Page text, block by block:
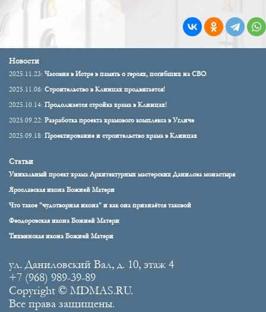
Новости
2025.11.23: Часовня в Истре в память о героях, погибших на СВО
2025.11.06: Строительство в Клинцах продвигается!
2025.10.14: Продолжается стройка храма в Клинцах!
2025.09.22: Разработка проекта храмового комплекса в Угличе
2025.09.18: Проектирование и строительство храма в Клинцах
Статьи
Уникальный проект храма Архитектурных мастерских Данилова монастыря
Ярославская икона Божией Матери
Что такое "чудотворная икона" и как она признаётся таковой
Феодоровская икона Божией Матери
Тихвинская икона Божией Матери
ул. Даниловский Вал, д. 10, этаж 4
+7 (968) 989-39-89
Copyright © MDMAS.RU.
Все права защищены.